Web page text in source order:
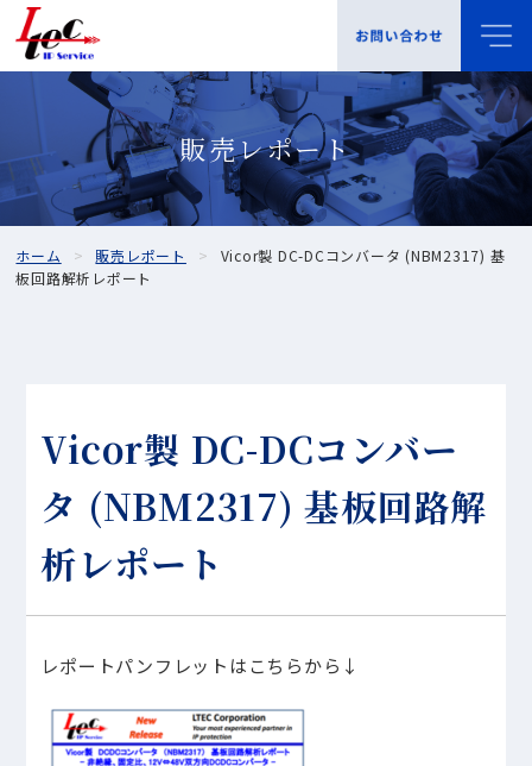
販売レポート
ホーム 販売レポート
Vicor製 DC-DCコンバータ (NBM2317) 基
板回路解析レポート
Vicor製 DC-DCコンバー
タ (NBM2317) 基板回路解
析レポート
レポートパンフレットはこちらから↓